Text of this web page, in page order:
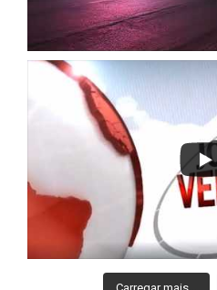
Carregar mais...